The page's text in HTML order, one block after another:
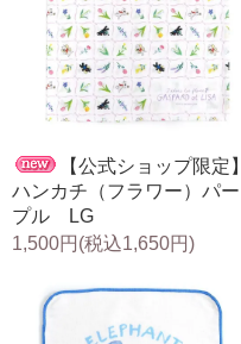
【公式ショップ限定】
ハンカチ（フラワー）パー
プル LG
1,500円(税込1,650円)